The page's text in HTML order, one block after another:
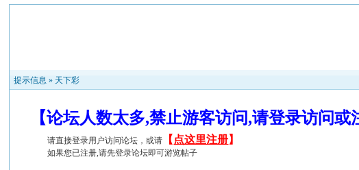
提示信息 » 天下彩
【论坛人数太多,禁止游客访问,请登录访问
请直接登录用户访问论坛，或请 【 点这里注册】
如果您已注册,请先登录论坛即可游览帖子